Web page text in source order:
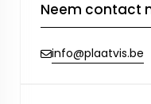
Neem contact
info@plaatvis.be